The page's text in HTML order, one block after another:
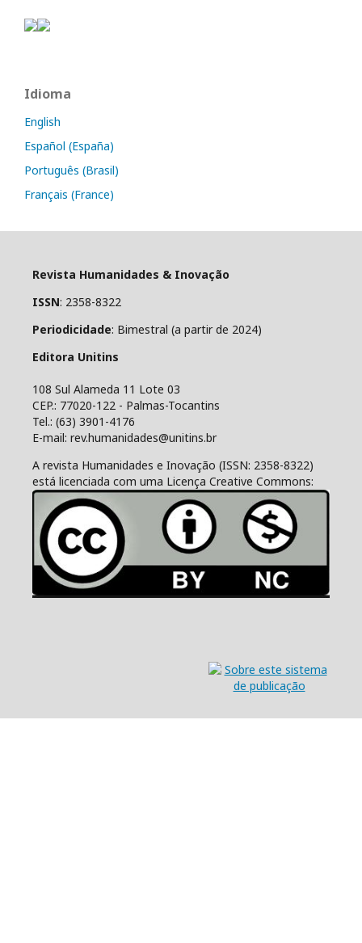
Idioma
English
Español (España)
Português (Brasil)
Français (France)
Revista Humanidades & Inovação
ISSN: 2358-8322
Periodicidade: Bimestral (a partir de 2024)
Editora Unitins
108 Sul Alameda 11 Lote 03
CEP.: 77020-122 - Palmas-Tocantins
Tel.: (63) 3901-4176
E-mail: rev.humanidades@unitins.br
A revista Humanidades e Inovação (ISSN: 2358-8322)
está licenciada com uma Licença Creative Commons: